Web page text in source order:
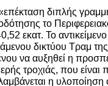
«επέκταση διπλής
το
εκατ. Το
δικτύου Τραμ
να αυξηθεί η
τροχιάς, που είναι
η